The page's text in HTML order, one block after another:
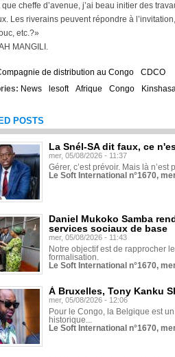
que cheffe d’avenue, j’ai beau initier des
Les riverains peuvent répondre à
etc.?»
MANGILI.
de distribution au Congo
CDCO
News lesoft Afrique Congo
POSTS
La Snél-SA dit faux, ce
mer, 05/08/2026 - 11:37
Gérer, c’est prévoir. Mais là
Le Soft International n°1670,
Daniel Mukoko Samba
services sociaux de base
mer, 05/08/2026 - 11:43
Notre objectif est de rapprocher
formalisation.
Le Soft International n°1670,
À Bruxelles, Tony Kanku
mer, 05/08/2026 - 12:06
Pour le Congo, la Belgique est
historique...
Le Soft International n°1670,